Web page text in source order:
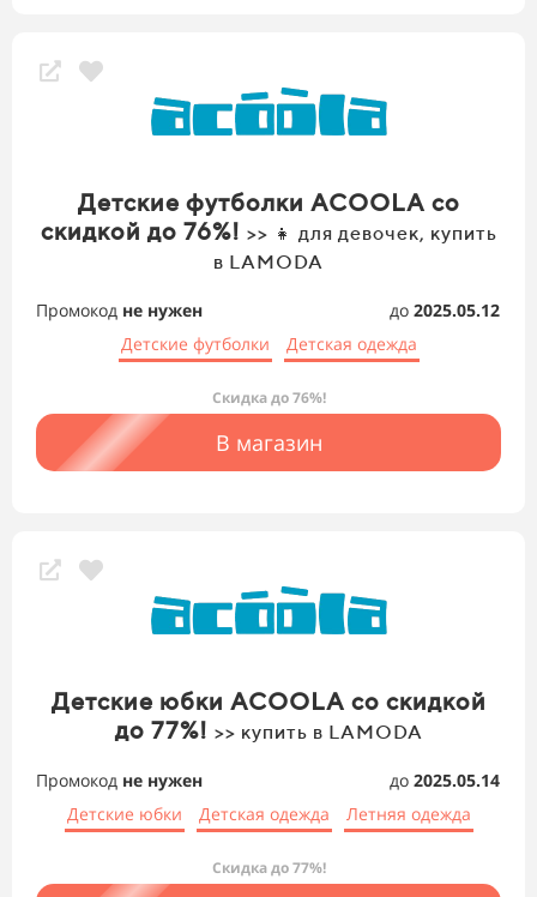
Детские футболки ACOOLA со
скидкой до 76%! >> 👧 для девочек, купить
в LAMODA
Промокод не нужен до 2025.05.12
Детские футболки
Детская одежда
Скидка до 76%!
В магазин
Детские юбки ACOOLA со скидкой
до 77%! >> купить в LAMODA
Промокод не нужен до 2025.05.14
Детские юбки
Детская одежда Летняя одежда
Скидка до 77%!